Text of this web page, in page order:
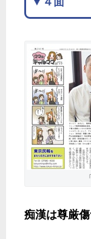
痴漢は尊厳